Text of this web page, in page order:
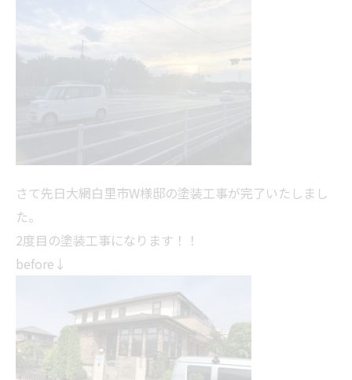
さて先日大網白里市W様邸の塗装工事が完了いたしまし
た。
2度目の塗装工事になります！！
before↓